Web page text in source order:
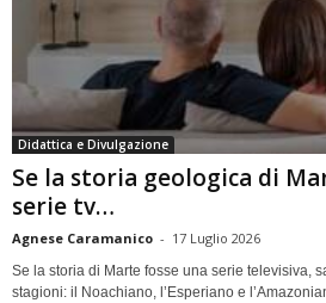
Didattica e Divulgazione
Se la storia geologica di
serie tv…
Agnese Caramanico - 17 Luglio 2026
Se la storia di Marte fosse una serie televisiva,
stagioni: il Noachiano, l’Esperiano e